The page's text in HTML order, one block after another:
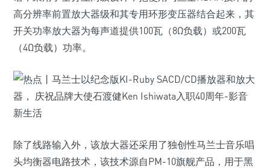
高分辨率前置放大器级和其专用环形变压器结合起来，其
开关功率放大器为每声道提供100瓦（8Ω负载）或200瓦
（4Ω负载）功率。
除了线路输入外，该放大器还采用了独创性马兰士音乐唱
头均衡器电路技术，该技术源自PM-10旗舰产品，用于黑